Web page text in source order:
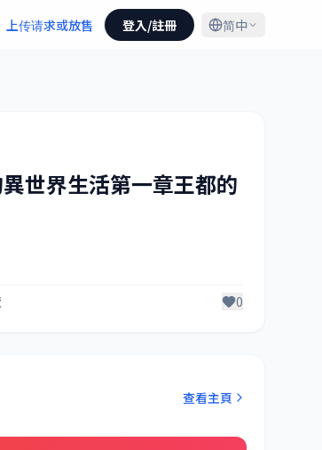
上传请求或放售 登入/註冊 简中
世界生活第一章王都的
0
查看主頁